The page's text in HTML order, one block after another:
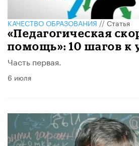
КАЧЕСТВО ОБРАЗОВАНИЯ//Статья
«Педагогическая
помощь»: 10 шагов к
Часть первая.
6 июля